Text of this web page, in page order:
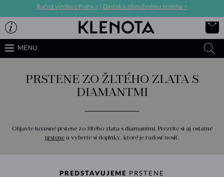
Ručná výroba z Prahy > Darček k zásnubnému prsteňu >
MENU
PRSTENE ZO ŽLTÉHO ZLATA S
DIAMANTMI
Objavte luxusné prstene zo žltého zlata s diamantmi. Prezrite si aj ostatné
prstene a vyberte si doplnky, ktoré je radosť nosiť.
PREDSTAVUJEME PRSTENE